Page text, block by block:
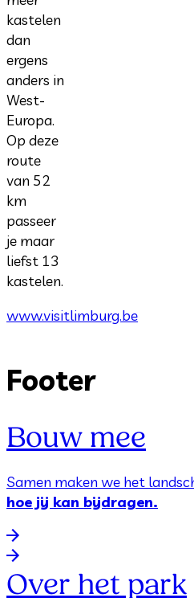
kastelen
dan
ergens
anders in
West-
Europa.
Op deze
route
van 52
km
passeer
je maar
liefst 13
kastelen.
www.visitlimburg.be
Footer
Bouw mee
Samen maken we het
hoe jij kan bijdragen.
Over het park